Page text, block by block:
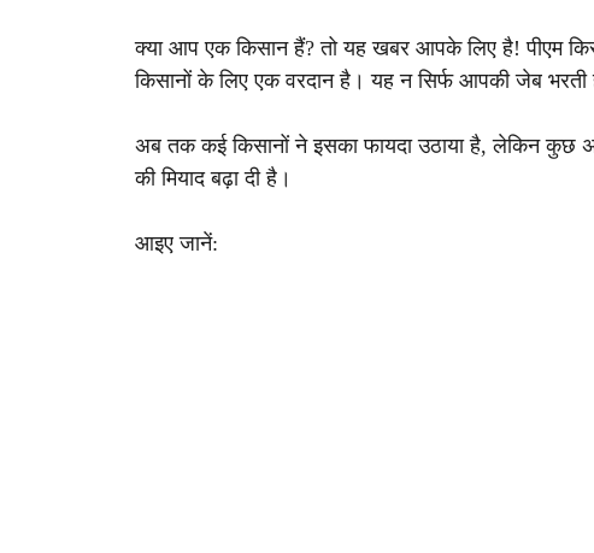
क्या आप एक किसान हैं? तो यह खबर आपके लिए है! पीएम
किसानों के लिए एक वरदान है। यह न सिर्फ आपकी जेब
अब तक कई किसानों ने इसका फायदा उठाया है, लेकिन कुछ
की मियाद बढ़ा दी है।
आइए जानें: